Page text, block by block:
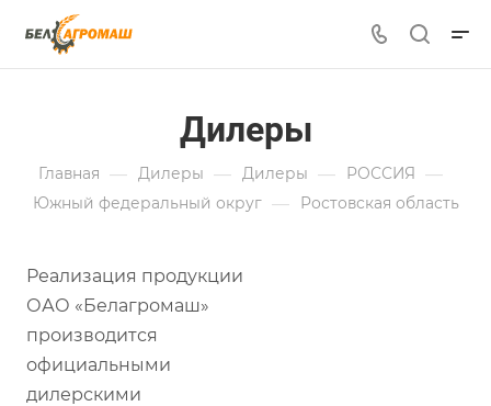
Дилеры
Главная — Дилеры — Дилеры — РОССИЯ —
Южный федеральный округ — Ростовская область
Реализация продукции
ОАО «Белагромаш»
производится
официальными
дилерскими